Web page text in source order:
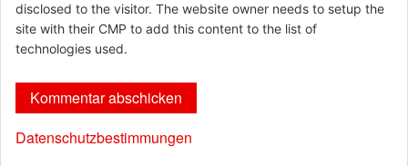
disclosed to the visitor. The website owner needs to setup the
site with their CMP to add this content to the list of
technologies used.
Datenschutzbestimmungen